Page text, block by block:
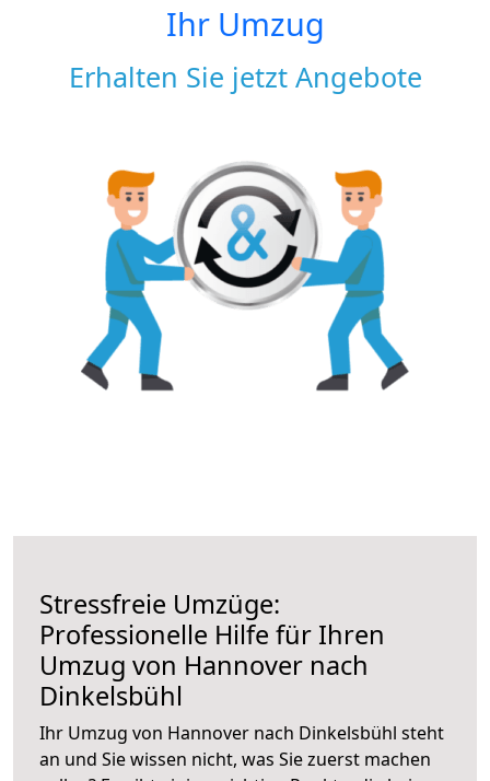
Ihr Umzug
Erhalten Sie jetzt Angebote
Stressfreie Umzüge:
Professionelle Hilfe für Ihren
Umzug von Hannover nach
Dinkelsbühl
Ihr Umzug von Hannover nach Dinkelsbühl steht
an und Sie wissen nicht, was Sie zuerst machen